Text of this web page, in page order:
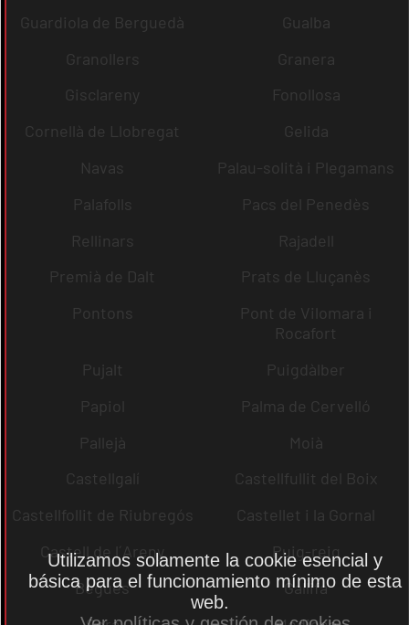
Guardiola de Berguedà
Gualba
Granollers
Granera
Gisclareny
Fonollosa
Cornellà de Llobregat
Gelida
Navas
Palau-solità i Plegamans
Palafolls
Pacs del Penedès
Rellinars
Rajadell
Premià de Dalt
Prats de Lluçanès
Pontons
Pont de Vilomara i
Rocafort
Pujalt
Puigdàlber
Papiol
Palma de Cervelló
Pallejà
Moià
Castellgalí
Castellfullit del Boix
Castellfollit de Riubregós
Castellet i la Gornal
Castell de l´Areny
Puig-reig
Begues
Gallifa
Utilizamos solamente la cookie esencial y
básica para el funcionamiento mínimo de esta
web.